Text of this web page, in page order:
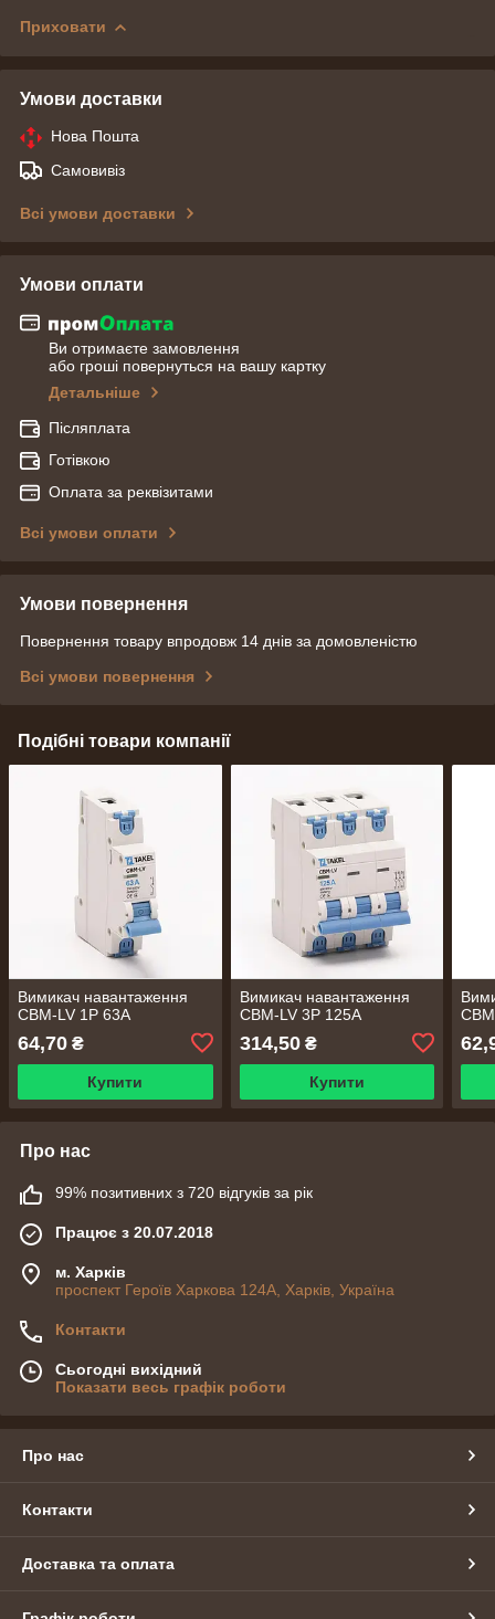
Приховати
Умови доставки
Нова Пошта
Самовивіз
Всі умови доставки
Умови оплати
Ви отримаєте замовлення
або гроші повернуться на вашу картку
Детальніше
Післяплата
Готівкою
Оплата за реквізитами
Всі умови оплати
Умови повернення
Повернення товару впродовж 14 днів за домовленістю
Всі умови повернення
Подібні товари компанії
Вимикач навантаження
CBM-LV 1P 63A
64,70 ₴
Купити
Вимикач навантаження
CBM-LV 3P 125A
314,50₴
Купити
Про нас
99% позитивних з 720 відгуків за рік
Працює з 20.07.2018
м. Харків
проспект Героїв Харкова 124А, Харків, Україна
Контакти
Сьогодні вихідний
Показати весь графік роботи
Про нас
Контакти
Доставка та оплата